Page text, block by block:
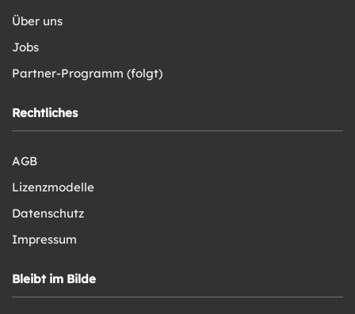
Über uns
Jobs
Partner-Programm (folgt)
Rechtliches
AGB
Lizenzmodelle
Datenschutz
Impressum
Bleibt im Bilde